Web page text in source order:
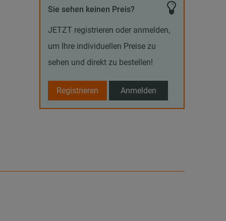
Sie sehen keinen Preis?
JETZT registrieren oder anmelden,
um Ihre individuellen Preise zu
sehen und direkt zu bestellen!
Registrieren Anmelden